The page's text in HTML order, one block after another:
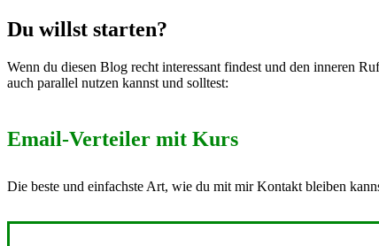
Du willst starten?
Wenn du diesen Blog recht interessant findest und den inneren
auch parallel nutzen kannst und solltest:
Email-Verteiler mit Kurs
Die beste und einfachste Art, wie du mit mir Kontakt bleiben